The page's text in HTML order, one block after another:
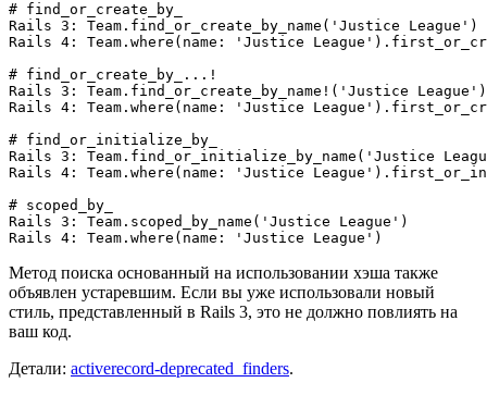
# find_or_create_by_
Rails 3: Team.find_or_create_by_name('Justice League')
Rails 4: Team.where(name: 'Justice
# find_or_create_by_...!
Rails 3: Team.find_or_create_by_name!('Justice League')
Rails 4: Team.where(name: 'Justice
# find_or_initialize_by_
Rails 3: Team.find_or_initialize_by_name('Justice
Rails 4: Team.where(name: 'Justice
# scoped_by_
Rails 3: Team.scoped_by_name('Justice League')
Метод поиска основанный на использовании хэша также
объявлен устаревшим. Если вы уже использовали новый
стиль, представленный в Rails 3, это не должно повлиять на
ваш код.
Детали: activerecord-deprecated_finders.